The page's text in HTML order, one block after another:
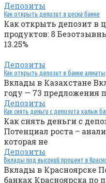
Депозиты
Как открыть депозит в цесна банке
Как открыть депозит в
продуктов: 8
13.25%
Депозиты
Как открыть депозит в банке алматы
Вклады в Казахстане
году — 73 предложения
Депозиты
Как снять деньги с депозита халык
Как снять деньги с
Потенциал роста –
которая не
Депозиты
Вклады под высокий процент в
Вклады в Красноярске
банках Красноярска по